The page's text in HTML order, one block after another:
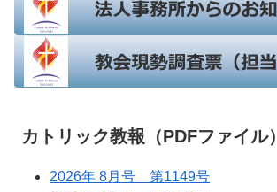
カトリック教報（PDFファイル）
2026年 8月号 第1149号